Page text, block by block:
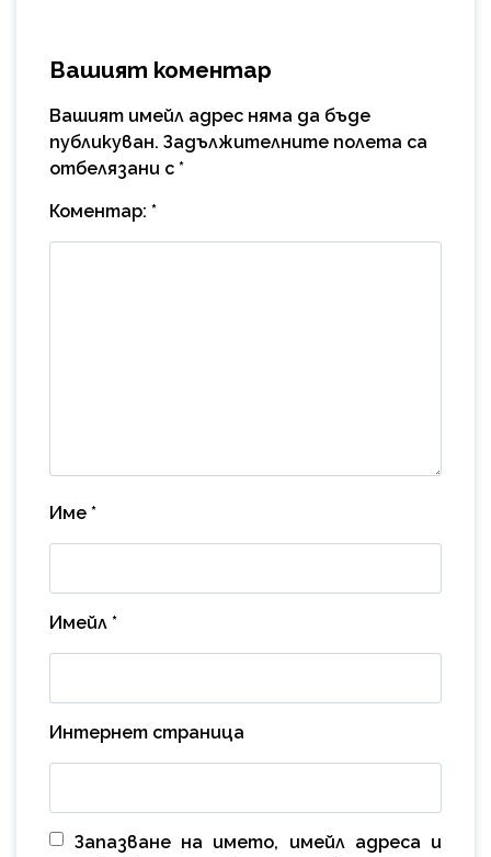
Вашият коментар
Вашият имейл адрес няма да бъде
публикуван. Задължителните полета са
отбелязани с *
Коментар: *
Име *
Имейл *
Интернет страница
Запазване на името, имейл адреса и